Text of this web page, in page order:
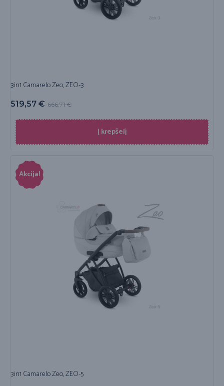
3in1 Camarelo Zeo, ZEO-3
666,71€
519,57 €
Į krepšelį
Akcija!
3in1 Camarelo Zeo, ZEO-5